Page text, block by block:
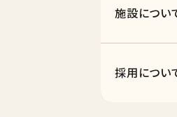
施設につい
採用につい